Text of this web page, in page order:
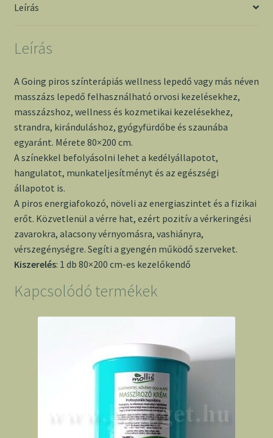
lepedő)
Leírás
Leírás
A Going piros színterápiás wellness lepedő vagy más néven
masszázs lepedő felhasználható orvosi kezelésekhez,
masszázshoz, wellness és kozmetikai kezelésekhez,
strandra, kiránduláshoz, gyógyfürdőbe és szaunába
egyaránt. Mérete 80×200 cm.
A színekkel befolyásolni lehet a kedélyállapotot,
hangulatot, munkateljesítményt és az egészségi
állapotot is.
A piros energiafokozó, növeli az energiaszintet és a fizikai
erőt. Közvetlenül a vérre hat, ezért pozitív a vérkeringési
zavarokra, alacsony vérnyomásra, vashiányra,
vérszegénységre. Segíti a gyengén működő szerveket.
Kiszerelés: 1 db 80×200 cm-es kezelőkendő
Kapcsolódó termékek